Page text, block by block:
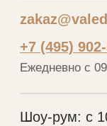
О нас
Рассрочка
Отзывы